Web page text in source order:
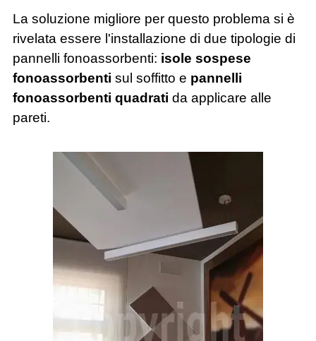
La soluzione migliore per questo problema si è
rivelata essere l'installazione di due tipologie di
pannelli fonoassorbenti: isole sospese
fonoassorbenti sul soffitto e pannelli
fonoassorbenti quadrati da applicare alle
pareti.